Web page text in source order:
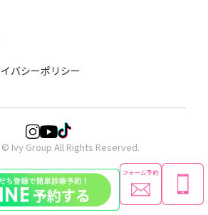
バシーポリシー
Ivy Group All Rights Reserved.